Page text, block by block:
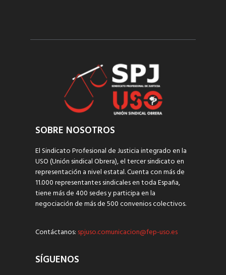
SOBRE NOSOTROS
El Sindicato Profesional de Justicia integrado en la
USO (Unión sindical Obrera), el tercer sindicato en
representación a nivel estatal. Cuenta con más de
11.000 representantes sindicales en toda España,
tiene más de 400 sedes y participa en la
negociación de más de 500 convenios colectivos.
Contáctanos: spjuso.comunicacion@fep-uso.es
SÍGUENOS